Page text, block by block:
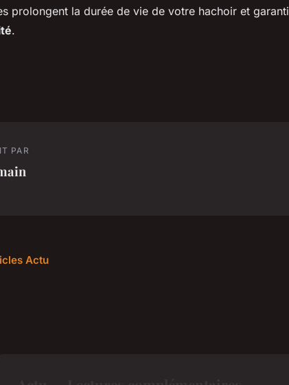
prolongent la durée de vie de votre hachoir et
.
PAR
Actu